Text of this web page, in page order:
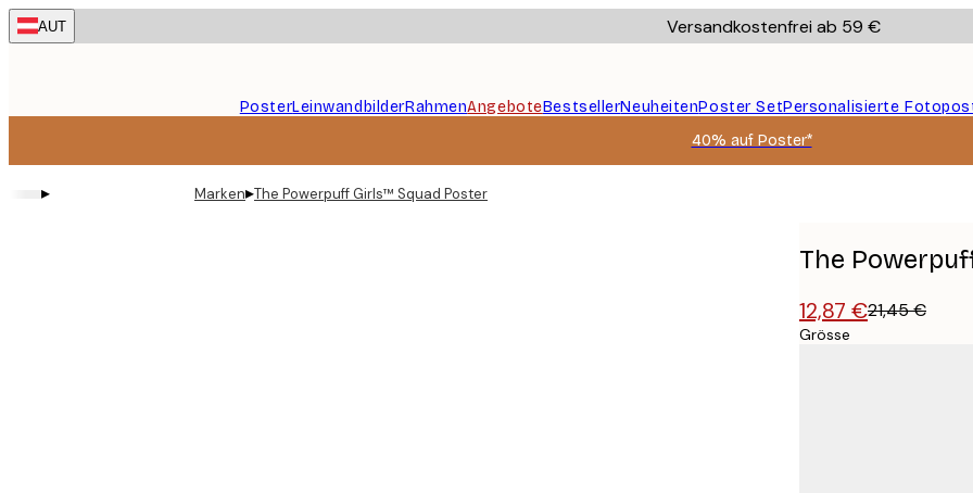
Skip
to
AUT Versandkostenfrei ab 59 €
PosterLeinwandbilderRahmenAngeboteBestsellerNeuheitenPoster SetPersonalisierte
40% auf Poster*
▸ Marken▸The Powerpuff Girls™ Squad Poster
The
12,87 €21,45 €
Grösse